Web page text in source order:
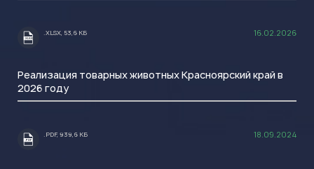
.XLSX
.XLSX, 53,6 КБ 16.02.2026
Реализация товарных животных Красноярский край в
2026 году
.PDF
.PDF, 939,6 КБ 18.09.2024